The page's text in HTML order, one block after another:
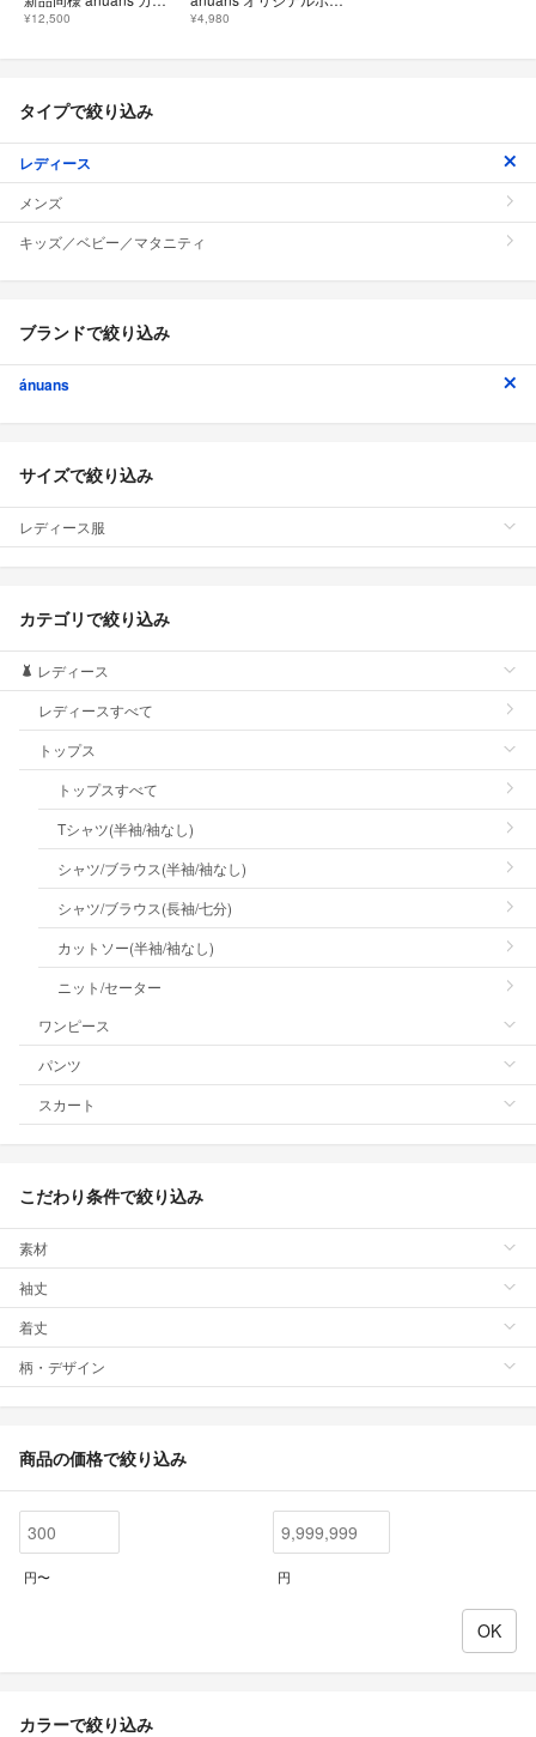
¥12,500 ¥4,980
タイプで絞り込み
レディース
メンズ
キッズ／ベビー／マタニティ
ブランドで絞り込み
ánuans
サイズで絞り込み
レディース服
カテゴリで絞り込み
レディース
レディースすべて
トップス
トップスすべて
Tシャツ(半袖/袖なし)
シャツ/ブラウス(半袖/袖なし)
シャツ/ブラウス(長袖/七分)
カットソー(半袖/袖なし)
ニット/セーター
ワンピース
パンツ
スカート
こだわり条件で絞り込み
素材
袖丈
着丈
柄・デザイン
商品の価格で絞り込み
円〜 円
カラーで絞り込み